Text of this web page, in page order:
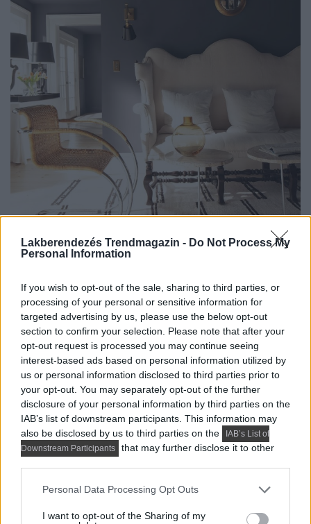
Lakberendezés Trendmagazin - Do Not Process My
Personal Information
If you wish to opt-out of the sale, sharing to third parties, or
processing of your personal or sensitive information for
targeted advertising by us, please use the below opt-out
section to confirm your selection. Please note that after your
opt-out request is processed you may continue seeing
interest-based ads based on personal information utilized by
us or personal information disclosed to third parties prior to
your opt-out. You may separately opt-out of the further
disclosure of your personal information by third parties on the
IAB’s list of downstream participants. This information may
also be disclosed by us to third parties on the
IAB’s List of
Downstream Participants
that may further disclose it to other
Please note that this website/app uses one or more Google
not limited to your visit or usage behaviour. You may click to
Personal Data Processing Opt Outs
I want to opt-out of the Sharing of my
Benjamin Moore’s Silhouette
5. Földes sötétzöldek
A természet ihlette színek iránti vonzalom töretlen, de
2026-ban a zsályazöld helyét átveszik a mély, földes
zöldek. A szakértők szerint a régi európai stílust idéző
színek és a texturált felületek továbbra is erősek
maradnak.
A trendet a terek iránti vágy hajtja, amelyek regeneráló
hatásúak, földeltek és kapcsolatban állnak a külvilággal.
A mélyzöld pontosan ezt a természetes, nyugtató
hátteret biztosítja. Különösen jól működik
luxusérzetet teremt, csodás kontrasztot alkotva a